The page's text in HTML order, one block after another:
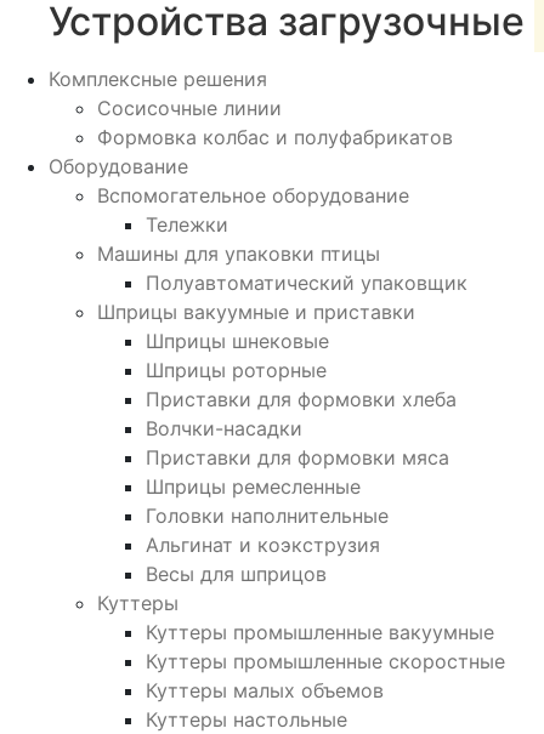
Устройства загрузочные
Комплексные решения
Сосисочные линии
Формовка колбас и полуфабрикатов
Оборудование
Вспомогательное оборудование
Тележки
Машины для упаковки птицы
Полуавтоматический упаковщик
Шприцы вакуумные и приставки
Шприцы шнековые
Шприцы роторные
Приставки для формовки хлеба
Волчки-насадки
Приставки для формовки мяса
Шприцы ремесленные
Головки наполнительные
Альгинат и коэкструзия
Весы для шприцов
Куттеры
Куттеры промышленные вакуумные
Куттеры промышленные скоростные
Куттеры малых объемов
Куттеры настольные